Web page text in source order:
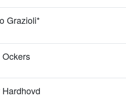
Grazioli*
Ockers